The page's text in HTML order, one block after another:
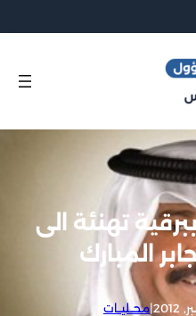
تهنئة الى
المبارك
|محــليــات